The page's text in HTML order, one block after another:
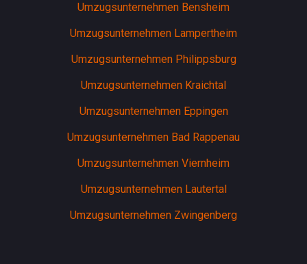
Umzugsunternehmen Bensheim
Umzugsunternehmen Lampertheim
Umzugsunternehmen Philippsburg
Umzugsunternehmen Kraichtal
Umzugsunternehmen Eppingen
Umzugsunternehmen Bad Rappenau
Umzugsunternehmen Viernheim
Umzugsunternehmen Lautertal
Umzugsunternehmen Zwingenberg